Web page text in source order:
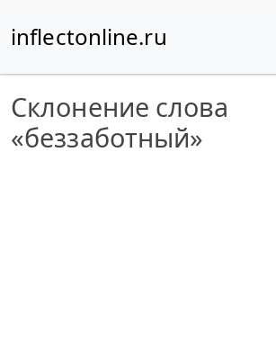
inflectonline.ru
Склонение слова
«беззаботный»